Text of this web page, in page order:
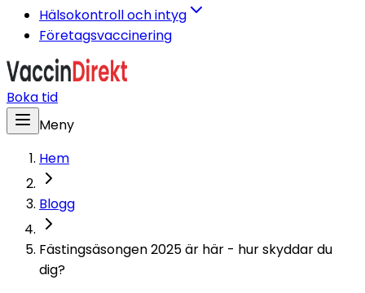
Hälsokontroll och intyg
Företagsvaccinering
Boka tid
Meny
Hem
Blogg
Fästingsäsongen 2025 är här - hur skyddar du
dig?